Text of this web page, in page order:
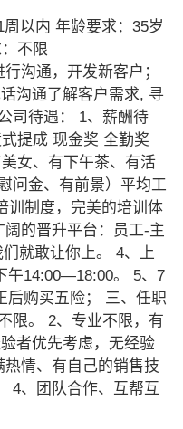
以内 年龄要求：35岁
不限
沟通，开发新客户；
沟通了解客户需求, 寻
司待遇： 1、薪酬待
提成 现金奖 全勤奖
女、有下午茶、有活
问金、有前景）平均工
训制度，完美的培训体
的晋升平台：员工-主
就敢让你上。 4、上
午14:00—18:00。 5、7
后购买五险； 三、任职
限。 2、专业不限，有
者优先考虑，无经验
情、有自己的销售技
4、团队合作、互帮互